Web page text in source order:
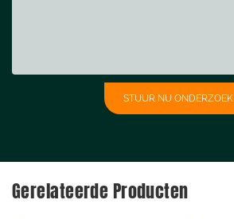
STUUR NU ONDERZOEK
Gerelateerde Producten